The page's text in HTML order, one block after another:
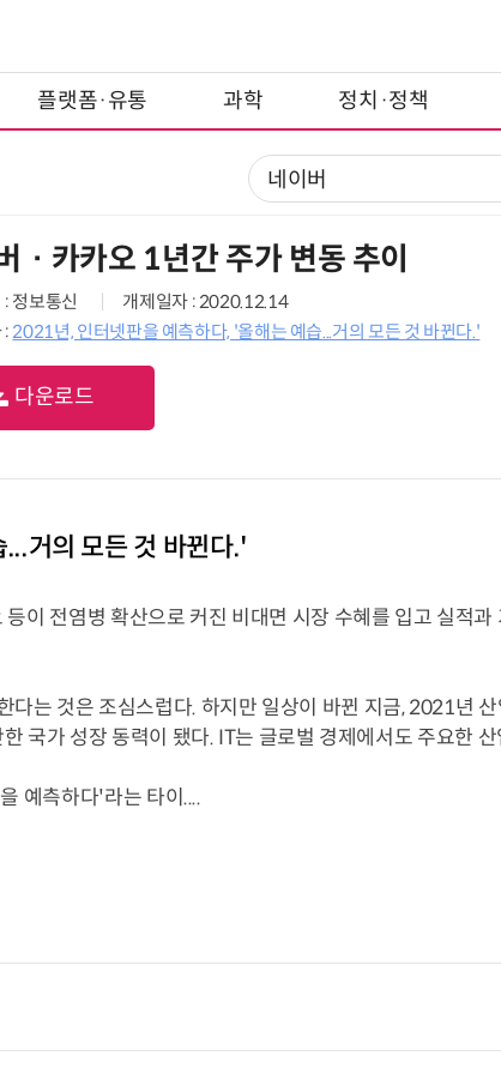
플랫폼·유통 과학 정치·정책
· 카카오 1년간 주가 변동 추이
정보통신
개제일자 : 2020.12.14
:2021년, 인터넷판을 예측하다, '올해는 예습...거의 모든 것 바뀐다.'
다운로드
거의 모든 것 바뀐다.'
이 전염병 확산으로 커진 비대면 시장 수혜를 입고 실적과
다는 것은 조심스럽다. 하지만 일상이 바뀐 지금, 2021년
국가 성장 동력이 됐다. IT는 글로벌 경제에서도 주요한
예측하다'라는 타이....